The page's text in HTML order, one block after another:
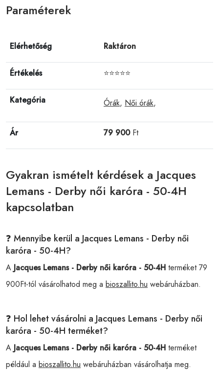
Paraméterek
Elérhetőség Raktáron
Értékelés ⭐⭐⭐⭐⭐
Kategória Órák, Női órák,
Ár 79 900Ft
Gyakran ismételt kérdések a Jacques
Lemans - Derby női karóra - 50-4H
kapcsolatban
❓ Mennyibe kerül a Jacques Lemans - Derby női
karóra - 50-4H?
A Jacques Lemans - Derby női karóra - 50-4H terméket 79
900Ft-tól vásárolhatod meg a bioszallito.hu webáruházban.
❓ Hol lehet vásárolni a Jacques Lemans - Derby női
karóra - 50-4H terméket?
A Jacques Lemans - Derby női karóra - 50-4H terméket
például a bioszallito.hu webáruházban vásárolhatja meg.